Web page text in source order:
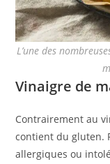
L’une des
Vinaigre de
Contrairement au
contient du gluten.
allergiques ou